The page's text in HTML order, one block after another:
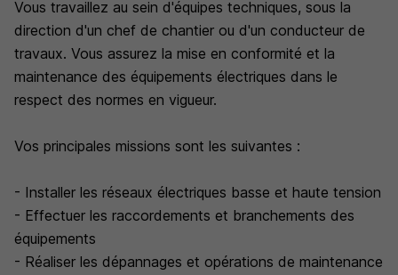
Vous travaillez au sein d'équipes techniques, sous la
direction d'un chef de chantier ou d'un conducteur de
travaux. Vous assurez la mise en conformité et la
maintenance des équipements électriques dans le
respect des normes en vigueur.
Vos principales missions sont les suivantes :
- Installer les réseaux électriques basse et haute tension
- Effectuer les raccordements et branchements des
équipements
- Réaliser les dépannages et opérations de maintenance